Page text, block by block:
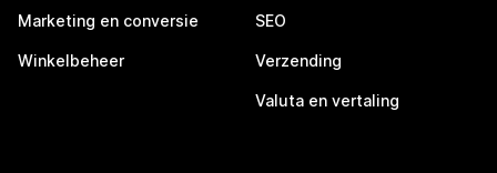
Marketing en conversie
Winkelbeheer
SEO
Verzending
Valuta en vertaling